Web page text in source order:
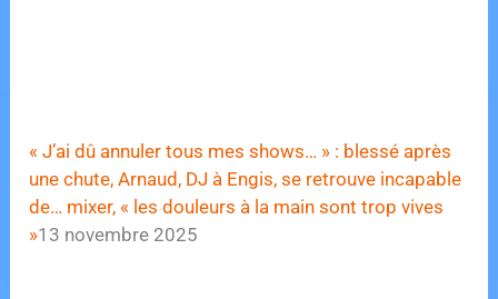
« J’ai dû annuler tous mes shows… » : blessé après
une chute, Arnaud, DJ à Engis, se retrouve incapable
de… mixer, « les douleurs à la main sont trop vives
»13 novembre 2025